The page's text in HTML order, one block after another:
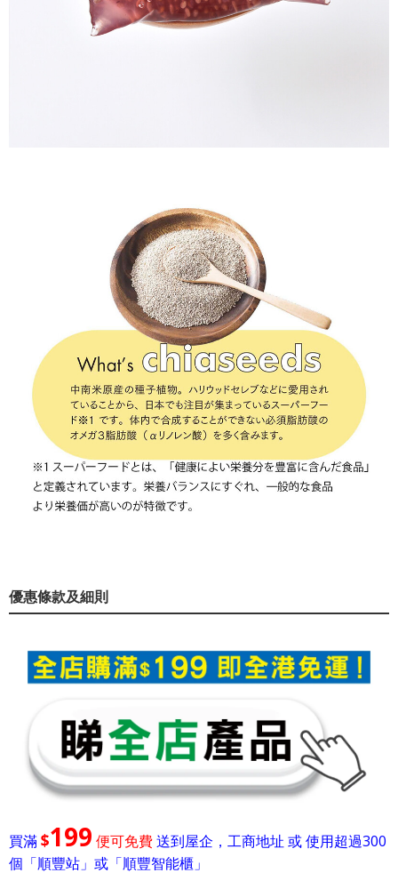
優惠條款及細則
買滿$199 便可免費送到屋企，工商地址 或 使用超過300
個「順豐站」或「順豐智能櫃」